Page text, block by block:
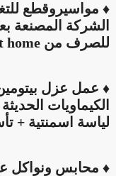
الشركة المصنعة
للصرف من smart home المانى او الشريف
♦ عمل عزل
لياسة اسمنتية +